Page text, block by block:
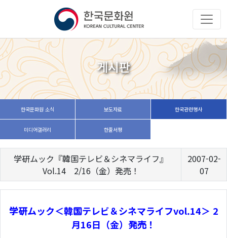
게시판
한국문화원 소식 보도자료 한국관련행사
미디어갤러리 한줄서평
学研ムック『韓国テレビ＆シネマライフ』
Vol.14 2/16（金）発売！
2007-02-
07
学研ムック＜韓国テレビ＆シネマライフvol.14＞ 2
月16日（金）発売！